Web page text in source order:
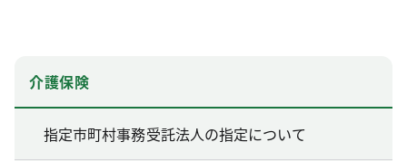
介護保険
指定市町村事務受託法人の指定について